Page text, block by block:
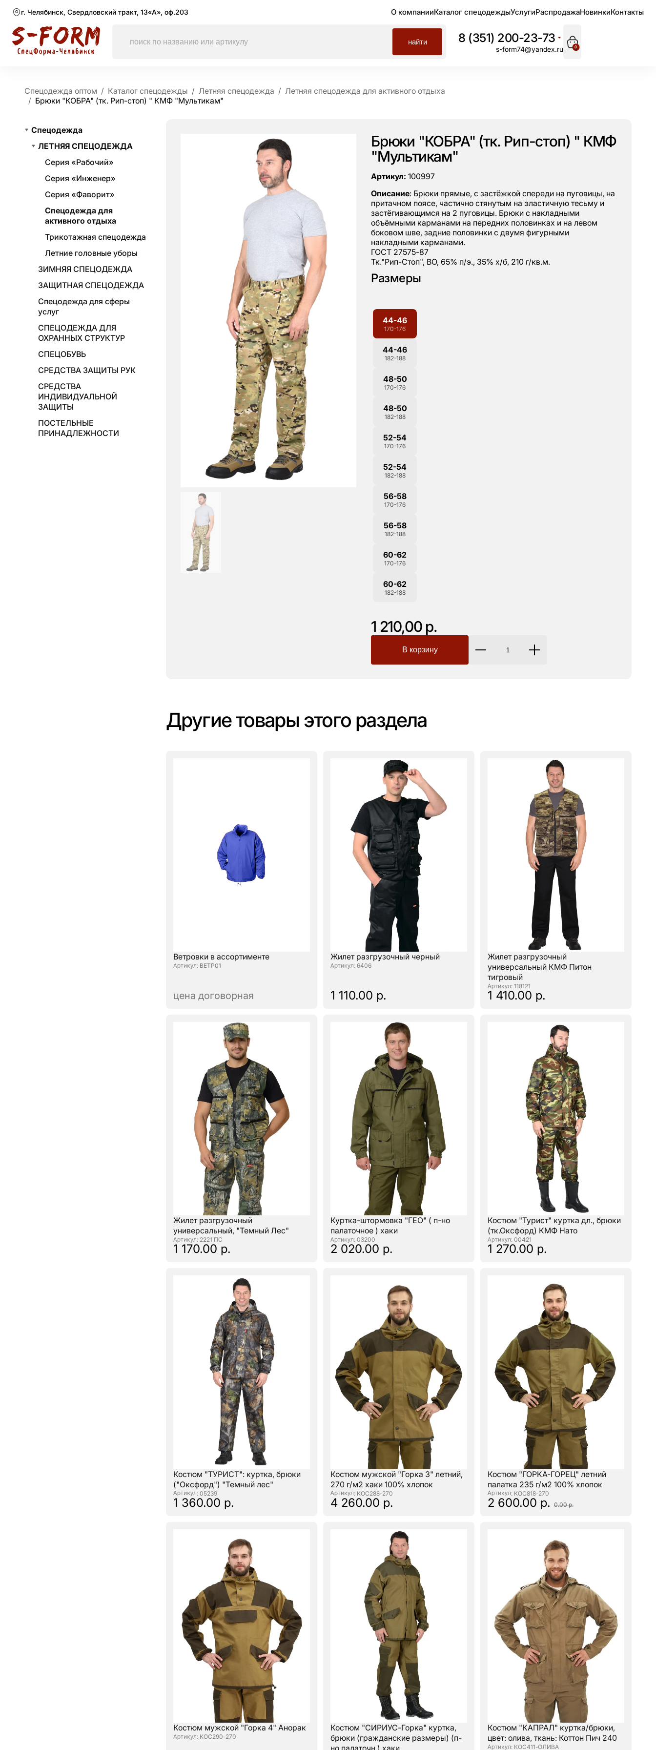
г. Челябинск, Свердловский тракт, 13«А», оф.203 О компанииКаталог спецодеждыУслугиРаспродажаНовинкиКонтакты
найти 8 (351) 200-23-73
s-form74@yandex.ru 0
Спецодежда оптом Каталог спецодежды Летняя спецодежда
Летняя спецодежда для активного отдыха
Брюки "КОБРА" (тк. Рип-стоп) " КМФ "Мультикам"
Спецодежда
ЛЕТНЯЯ СПЕЦОДЕЖДА
Серия «Рабочий»
Серия «Инженер»
Серия «Фаворит»
Спецодежда для
активного отдыха
Трикотажная спецодежда
Летние головные уборы
ЗИМНЯЯ СПЕЦОДЕЖДА
ЗАЩИТНАЯ СПЕЦОДЕЖДА
Спецодежда для сферы
услуг
СПЕЦОДЕЖДА ДЛЯ
ОХРАННЫХ СТРУКТУР
СПЕЦОБУВЬ
СРЕДСТВА ЗАЩИТЫ РУК
СРЕДСТВА
ИНДИВИДУАЛЬНОЙ
ЗАЩИТЫ
ПОСТЕЛЬНЫЕ
ПРИНАДЛЕЖНОСТИ
Брюки "КОБРА" (тк. Рип-стоп) " КМФ
"Мультикам"
Артикул: 100997
Описание: Брюки прямые, с застёжкой спереди на пуговицы, на
притачном поясе, частично стянутым на эластичную тесьму и
застёгивающимся на 2 пуговицы. Брюки с накладными
объёмными карманами на передних половинках и на левом
боковом шве, задние половинки с двумя фигурными
накладными карманами.
ГОСТ 27575-87
Тк."Рип-Стоп", ВО, 65% п/э., 35% х/б, 210 г/кв.м.
Размеры
44-46
170-176
44-46
182-188
48-50
170-176
48-50
182-188
52-54
170-176
52-54
182-188
56-58
170-176
56-58
182-188
60-62
170-176
60-62
182-188
1 210,00 р.
Другие товары этого раздела
Ветровки в ассортименте
: ВЕТР01
цена договорная
Жилет разгрузочный черный
: 6406
1 110.00 р.
Жилет разгрузочный
универсальный КМФ Питон
тигровый
: 118121
1 410.00 р.
Жилет разгрузочный
универсальный, "Темный Лес"
: 2221 ПС
1 170.00 р.
Куртка-штормовка "ГЕО" ( п-но
палаточное ) хаки
: 03200
2 020.00 р.
Костюм "Турист" куртка дл., брюки
(тк.Оксфорд) КМФ Нато
: 00421
1 270.00 р.
Костюм "ТУРИСТ": куртка, брюки
("Оксфорд") "Темный лес"
: 05239
1 360.00 р.
Костюм мужской "Горка 3" летний,
270 г/м2 хаки 100% хлопок
: КОС288-270
4 260.00 р.
Костюм "ГОРКА-ГОРЕЦ" летний
палатка 235 г/м2 100% хлопок
: КОС818-270
2 600.00 р. 0.00 р.
Костюм мужской "Горка 4" Анорак
: КОС290-270
Костюм "СИРИУС-Горка" куртка,
брюки (гражданские размеры) (п-
но палаточн.) хаки
Костюм "КАПРАЛ" куртка/брюки,
цвет: олива, ткань: Коттон Пич 240
: КОС411-ОЛИВА